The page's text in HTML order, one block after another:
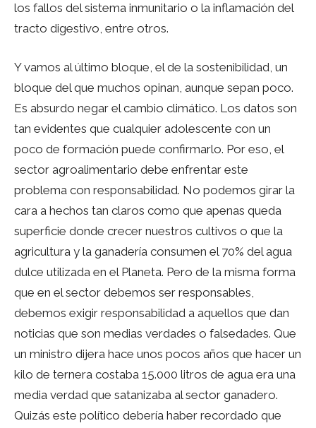
los fallos del sistema inmunitario o la inflamación del
tracto digestivo, entre otros.
Y vamos al último bloque, el de la sostenibilidad, un
bloque del que muchos opinan, aunque sepan poco.
Es absurdo negar el cambio climático. Los datos son
tan evidentes que cualquier adolescente con un
poco de formación puede confirmarlo. Por eso, el
sector agroalimentario debe enfrentar este
problema con responsabilidad. No podemos girar la
cara a hechos tan claros como que apenas queda
superficie donde crecer nuestros cultivos o que la
agricultura y la ganadería consumen el 70% del agua
dulce utilizada en el Planeta. Pero de la misma forma
que en el sector debemos ser responsables,
debemos exigir responsabilidad a aquellos que dan
noticias que son medias verdades o falsedades. Que
un ministro dijera hace unos pocos años que hacer un
kilo de ternera costaba 15.000 litros de agua era una
media verdad que satanizaba al sector ganadero.
Quizás este político debería haber recordado que